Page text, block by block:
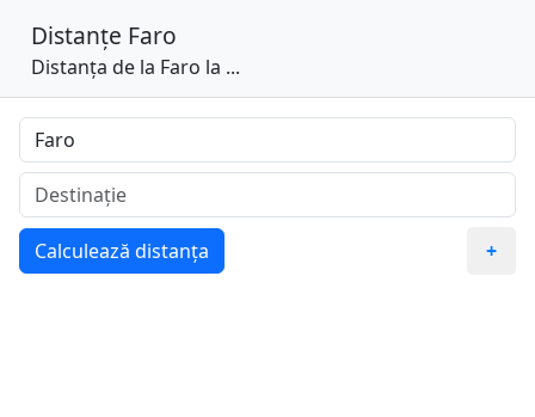
Distanțe Faro
Distanța de la Faro la ...
Calculează distanța +